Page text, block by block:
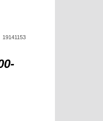
19141153